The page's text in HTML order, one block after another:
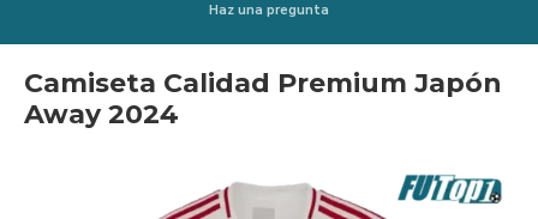
Haz una pregunta
Camiseta Calidad Premium Japón
Away 2024